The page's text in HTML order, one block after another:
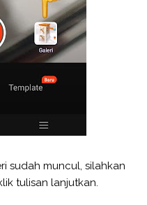
sudah muncul, silahkan
tulisan lanjutkan.